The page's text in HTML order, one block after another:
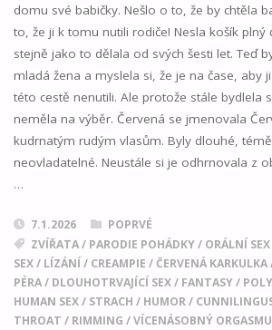
domu své babičky. Nešlo o to, že by chtěla
to, že ji k tomu nutili rodiče! Nesla košík plný
stejně jako to dělala od svých šesti let. Teď
mladá žena a myslela si, že je na čase, aby
této cestě nenutili. Ale protože stále bydlela
neměla na výběr. Červená se jmenovala
kudrnatým rudým vlasům. Byly dlouhé,
neovladatelné. Neustále si je odhrnovala z
…
7.1.2026
POPRVÉ
ZVÍŘATA/ PARODIE POHÁDKY/ ORÁLNÍ SEX
SEX/ LÍZÁNÍ / CREAMPIE / ČERVENÁ KARKULKA
PÉRA/ DLOUHOTRVAJÍCÍ SEX/ FANTASY/
HUMAN SEX/ STRACH / HUMOR/
THROAT / RIMMING /VÍCENÁSOBNÝ